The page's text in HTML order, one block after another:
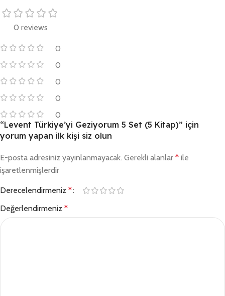
0 reviews
0
0
0
0
0
“Levent Türkiye’yi Geziyorum 5 Set (5 Kitap)” için
yorum yapan ilk kişi siz olun
E-posta adresiniz yayınlanmayacak. Gerekli alanlar * ile
işaretlenmişlerdir
Derecelendirmeniz *
Değerlendirmeniz *